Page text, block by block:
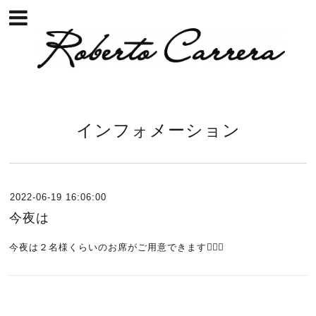
インフォメーション
2022-06-19 16:06:00
今夜は
今夜は２名様くらいのお席がご用意できます🙇🏻‍♂️